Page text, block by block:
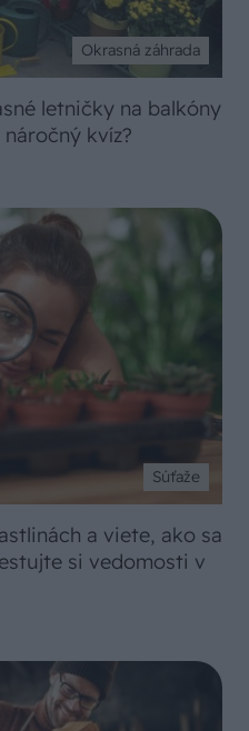
Okrasná záhrada
letničky na balkóny
kvíz?
Súťaže
a viete, ako sa
si vedomosti v